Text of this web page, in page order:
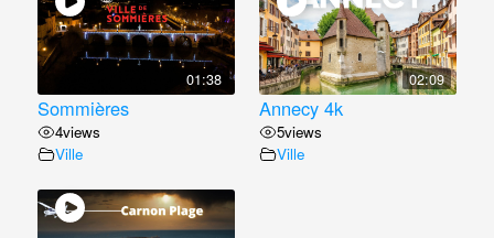
01:38
Sommières
4views
Ville
02:09
Annecy 4k
5views
Ville